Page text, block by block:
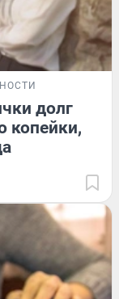
долг
копейки,